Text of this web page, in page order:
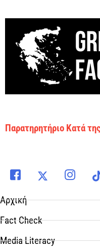
Παρατηρητήριο Κατά
Αρχική
Fact Check
Media Literacy